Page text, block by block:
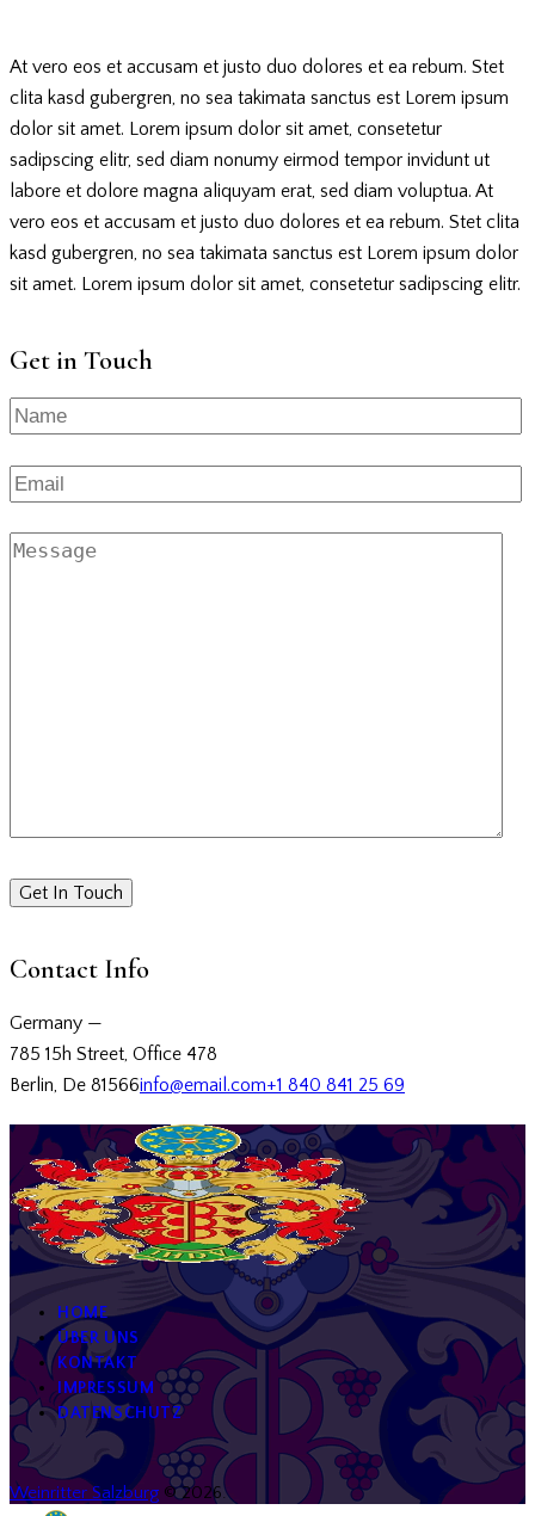
At vero eos et accusam et justo duo dolores et ea rebum. Stet
clita kasd gubergren, no sea takimata sanctus est Lorem ipsum
dolor sit amet. Lorem ipsum dolor sit amet, consetetur
sadipscing elitr, sed diam nonumy eirmod tempor invidunt ut
labore et dolore magna aliquyam erat, sed diam voluptua. At
vero eos et accusam et justo duo dolores et ea rebum. Stet clita
kasd gubergren, no sea takimata sanctus est Lorem ipsum dolor
sit amet. Lorem ipsum dolor sit amet, consetetur sadipscing elitr.
Get in Touch
Contact Info
Germany —
785 15h Street, Office 478
Berlin, De 81566info@email.com+1 840 841 25 69
HOME
ÜBER UNS
KONTAKT
IMPRESSUM
DATENSCHUTZ
Weinritter Salzburg © 2026.